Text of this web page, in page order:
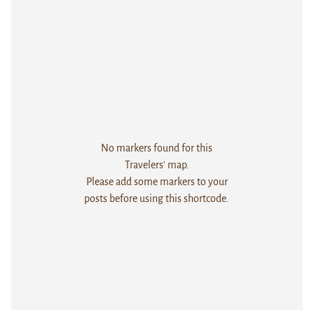
No markers found for this
Travelers' map.
Please add some markers to your
posts before using this shortcode.